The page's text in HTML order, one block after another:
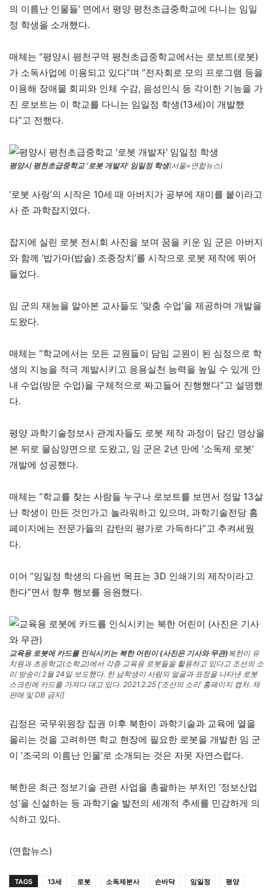
의 이름난 인물들’ 면에서 평양 평천초급중학교에 다니는 임일
정 학생을 소개했다.
매체는 “평양시 평천구역 평천초급중학교에서는 로보트(로봇)
가 소독사업에 이용되고 있다”며 “전자회로 모의 프로그램 등을
이용해 장애물 회피와 인체 수감, 음성인식 등 각이한 기능을 가
진 로보트는 이 학교를 다니는 임일정 학생(13세)이 개발했
다”고 전했다.
평양시 평천초급중학교 ‘로봇 개발자’ 임일정 학생(서울=연합뉴스)
‘로봇 사랑’의 시작은 10세 때 아버지가 공부에 재미를 붙이라고
사 준 과학잡지였다.
잡지에 실린 로봇 전시회 사진을 보며 꿈을 키운 임 군은 아버지
와 함께 ‘밥가마(밥솥) 조종장치’를 시작으로 로봇 제작에 뛰어
들었다.
임 군의 재능을 알아본 교사들도 ‘맞춤 수업’을 제공하며 개발을
도왔다.
매체는 “학교에서는 모든 교원들이 담임 교원이 된 심정으로 학
생의 지능을 적극 계발시키고 응용실천 능력을 높일 수 있게 안
내 수업(방문 수업)을 구체적으로 짜고들어 진행했다”고 설명했
다.
평양 과학기술정보사 관계자들도 로봇 제작 과정이 담긴 영상을
본 뒤로 물심양면으로 도왔고, 임 군은 2년 만에 ‘소독제 로봇’
개발에 성공했다.
매체는 “학교를 찾는 사람들 누구나 로보트를 보면서 정말 13살
난 학생이 만든 것인가고 놀라워하고 있으며, 과학기술전당 홈
페이지에는 전문가들의 감탄의 평가로 가득하다”고 추켜세웠
다.
이어 “임일정 학생의 다음번 목표는 3D 인쇄기의 제작이라고
한다”면서 향후 행보를 응원했다.
교육용 로봇에 카드를 인식시키는 북한 어린이 (사진은 기사와 무관)북한이 유
치원과 초등학교(소학교)에서 각종 교육용 로봇들을 활용하고 있다고 조선의 소
리 방송이 2월 24일 보도했다. 한 남학생이 사람의 얼굴과 표정을 나타낸 로봇
스크린에 카드를 가져다 대고 있다. 2021.2.25 [‘조선의 소리’ 홈페이지 캡처. 재
판매 및 DB 금지]
김정은 국무위원장 집권 이후 북한이 과학기술과 교육에 열을
올리는 것을 고려하면 학교 현장에 필요한 로봇을 개발한 임 군
이 ‘조국의 이름난 인물’로 소개되는 것은 자못 자연스럽다.
북한은 최근 정보기술 관련 사업을 총괄하는 부처인 ‘정보산업
성’을 신설하는 등 과학기술 발전의 세계적 추세를 민감하게 의
식하고 있다.
(연합뉴스)
TAGS 13세 로봇 소독제분사 손바닥 임일정 평양